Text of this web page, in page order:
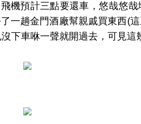
機預計三點要還車，悠哉悠
一趟金門酒廠幫親戚買東西(
下車咻一聲就開過去，可見